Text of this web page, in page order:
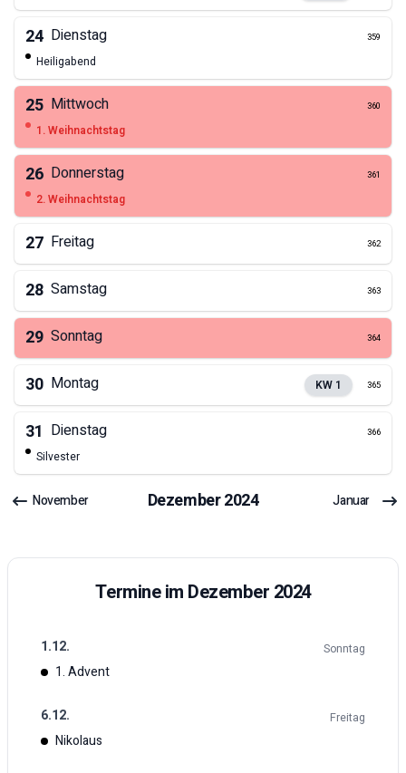
24 Dienstag 359
Heiligabend
25 Mittwoch 360
1. Weihnachtstag
26 Donnerstag 361
2. Weihnachtstag
27 Freitag 362
28 Samstag 363
29 Sonntag 364
30 Montag KW 1 365
31 Dienstag 366
Silvester
November Dezember2024 Januar
Termine im Dezember 2024
1.12.
1. Advent
Sonntag
6.12.
Nikolaus
Freitag